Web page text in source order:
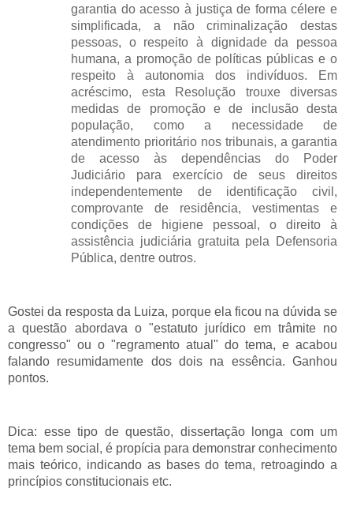
garantia do acesso à justiça de forma célere e
simplificada, a não criminalização destas
pessoas, o respeito à dignidade da pessoa
humana, a promoção de políticas públicas e o
respeito à autonomia dos indivíduos. Em
acréscimo, esta Resolução trouxe diversas
medidas de promoção e de inclusão desta
população, como a necessidade de
atendimento prioritário nos tribunais, a garantia
de acesso às dependências do Poder
Judiciário para exercício de seus direitos
independentemente de identificação civil,
comprovante de residência, vestimentas e
condições de higiene pessoal, o direito à
assistência judiciária gratuita pela Defensoria
Pública, dentre outros.
Gostei da resposta da Luiza, porque ela ficou na dúvida se
a questão abordava o "estatuto jurídico em trâmite no
congresso" ou o "regramento atual" do tema, e acabou
falando resumidamente dos dois na essência. Ganhou
pontos.
Dica: esse tipo de questão, dissertação longa com um
tema bem social, é propícia para demonstrar conhecimento
mais teórico, indicando as bases do tema, retroagindo a
princípios constitucionais etc.